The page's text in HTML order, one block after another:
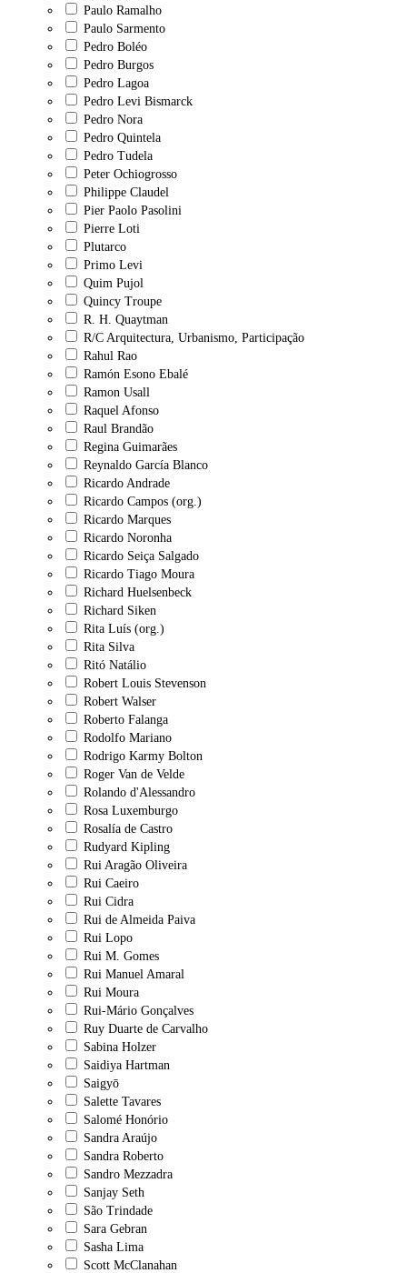
Paulo Ramalho
Paulo Sarmento
Pedro Boléo
Pedro Burgos
Pedro Lagoa
Pedro Levi Bismarck
Pedro Nora
Pedro Quintela
Pedro Tudela
Peter Ochiogrosso
Philippe Claudel
Pier Paolo Pasolini
Pierre Loti
Plutarco
Primo Levi
Quim Pujol
Quincy Troupe
R. H. Quaytman
R/C Arquitectura, Urbanismo, Participação
Rahul Rao
Ramón Esono Ebalé
Ramon Usall
Raquel Afonso
Raul Brandão
Regina Guimarães
Reynaldo García Blanco
Ricardo Andrade
Ricardo Campos (org.)
Ricardo Marques
Ricardo Noronha
Ricardo Seiça Salgado
Ricardo Tiago Moura
Richard Huelsenbeck
Richard Siken
Rita Luís (org.)
Rita Silva
Ritó Natálio
Robert Louis Stevenson
Robert Walser
Roberto Falanga
Rodolfo Mariano
Rodrigo Karmy Bolton
Roger Van de Velde
Rolando d'Alessandro
Rosa Luxemburgo
Rosalía de Castro
Rudyard Kipling
Rui Aragão Oliveira
Rui Caeiro
Rui Cidra
Rui de Almeida Paiva
Rui Lopo
Rui M. Gomes
Rui Manuel Amaral
Rui Moura
Rui-Mário Gonçalves
Ruy Duarte de Carvalho
Sabina Holzer
Saidiya Hartman
Saigyō
Salette Tavares
Salomé Honório
Sandra Araújo
Sandra Roberto
Sandro Mezzadra
Sanjay Seth
São Trindade
Sara Gebran
Sasha Lima
Scott McClanahan